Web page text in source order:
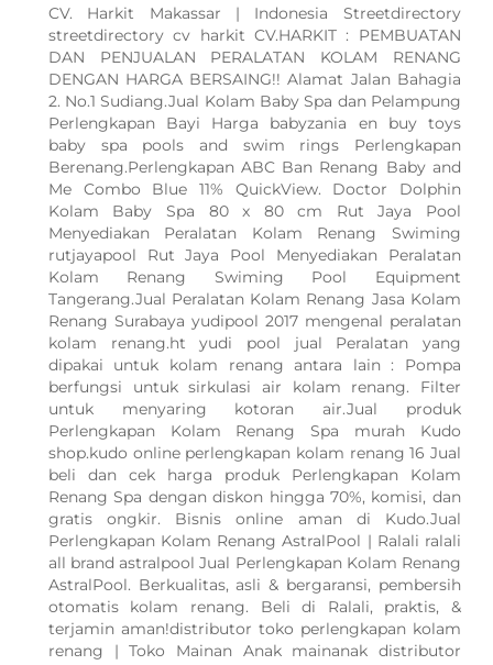
CV. Harkit Makassar | Indonesia Streetdirectory
streetdirectory cv harkit CV.HARKIT : PEMBUATAN
DAN PENJUALAN PERALATAN KOLAM RENANG
DENGAN HARGA BERSAING!! Alamat Jalan Bahagia
2. No.1 Sudiang.Jual Kolam Baby Spa dan Pelampung
Perlengkapan Bayi Harga babyzania en buy toys
baby spa pools and swim rings Perlengkapan
Berenang.Perlengkapan ABC Ban Renang Baby and
Me Combo Blue 11% QuickView. Doctor Dolphin
Kolam Baby Spa 80 x 80 cm Rut Jaya Pool
Menyediakan Peralatan Kolam Renang Swiming
rutjayapool Rut Jaya Pool Menyediakan Peralatan
Kolam Renang Swiming Pool Equipment
Tangerang.Jual Peralatan Kolam Renang Jasa Kolam
Renang Surabaya yudipool 2017 mengenal peralatan
kolam renang.ht yudi pool jual Peralatan yang
dipakai untuk kolam renang antara lain : Pompa
berfungsi untuk sirkulasi air kolam renang. Filter
untuk menyaring kotoran air.Jual produk
Perlengkapan Kolam Renang Spa murah Kudo
shop.kudo online perlengkapan kolam renang 16 Jual
beli dan cek harga produk Perlengkapan Kolam
Renang Spa dengan diskon hingga 70%, komisi, dan
gratis ongkir. Bisnis online aman di Kudo.Jual
Perlengkapan Kolam Renang AstralPool | Ralali ralali
all brand astralpool Jual Perlengkapan Kolam Renang
AstralPool. Berkualitas, asli & bergaransi, pembersih
otomatis kolam renang. Beli di Ralali, praktis, &
terjamin aman!distributor toko perlengkapan kolam
renang | Toko Mainan Anak mainanak distributor